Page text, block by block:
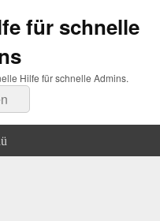
für schnelle
Hilfe für schnelle Admins.